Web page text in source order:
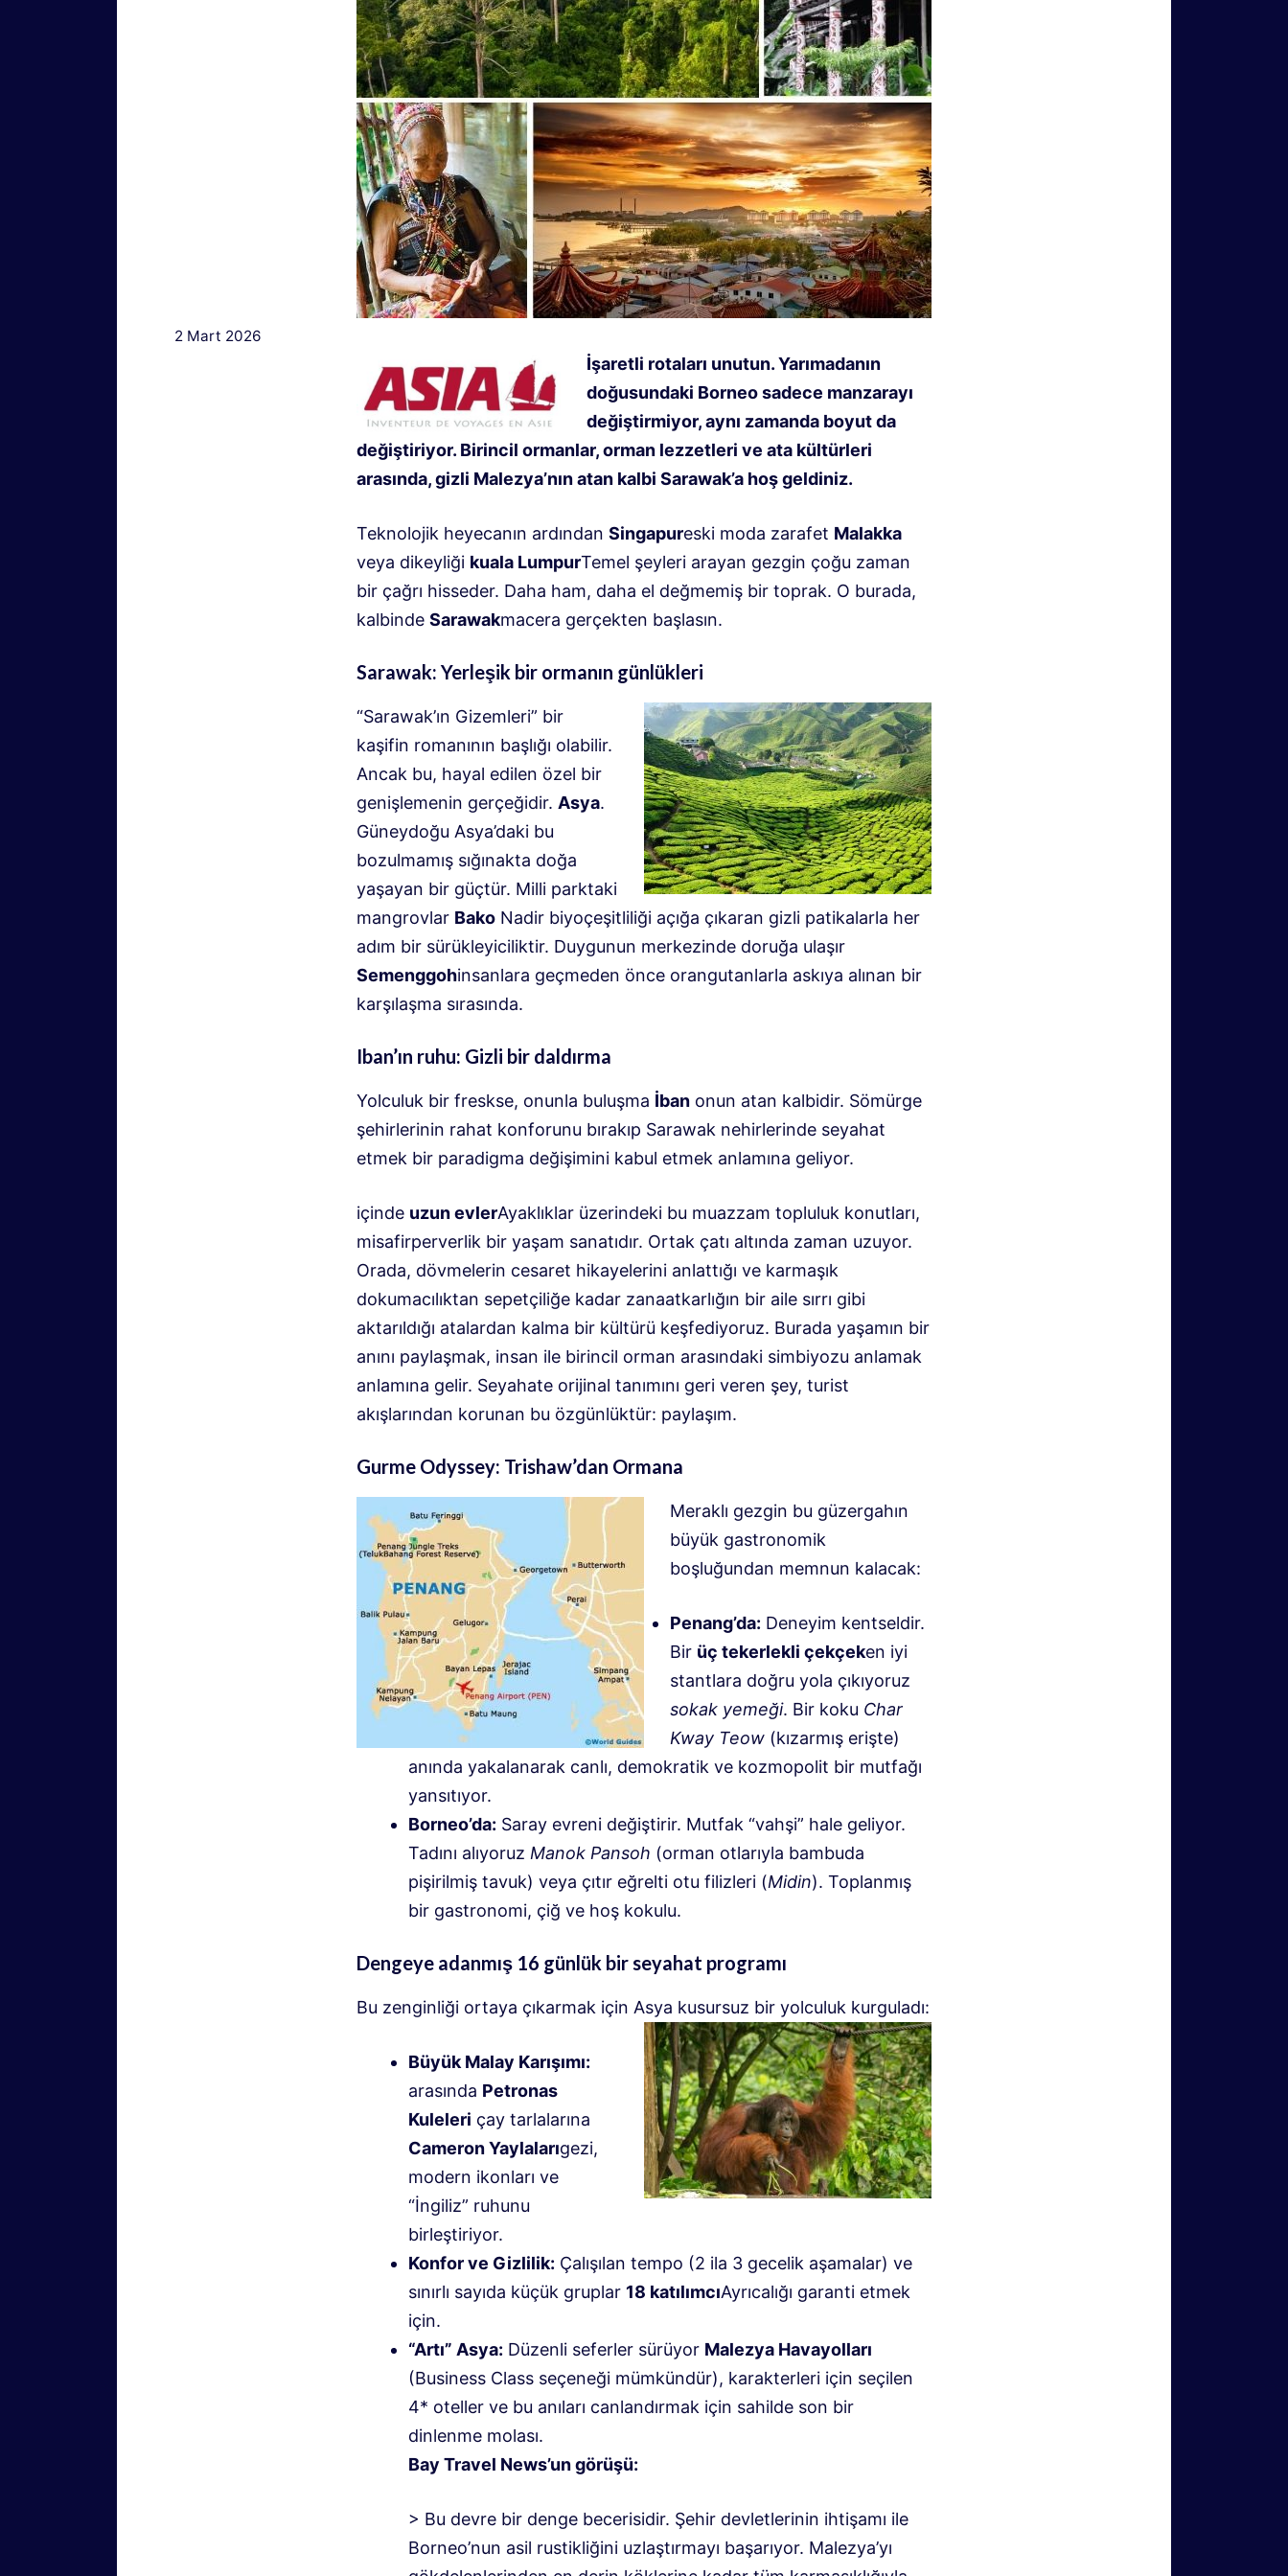
2 Mart 2026
İşaretli rotaları unutun. Yarımadanın
doğusundaki Borneo sadece manzarayı
değiştirmiyor, aynı zamanda boyut da
değiştiriyor. Birincil ormanlar, orman lezzetleri ve ata kültürleri
arasında, gizli Malezya’nın atan kalbi Sarawak’a hoş geldiniz.
Teknolojik heyecanın ardından Singapureski moda zarafet Malakka
veya dikeyliği kuala LumpurTemel şeyleri arayan gezgin çoğu zaman
bir çağrı hisseder. Daha ham, daha el değmemiş bir toprak. O burada,
kalbinde Sarawakmacera gerçekten başlasın.
Sarawak: Yerleşik bir ormanın günlükleri
“Sarawak’ın Gizemleri” bir
kaşifin romanının başlığı olabilir.
Ancak bu, hayal edilen özel bir
genişlemenin gerçeğidir. Asya.
Güneydoğu Asya’daki bu
bozulmamış sığınakta doğa
yaşayan bir güçtür. Milli parktaki
mangrovlar Bako Nadir biyoçeşitliliği açığa çıkaran gizli patikalarla her
adım bir sürükleyiciliktir. Duygunun merkezinde doruğa ulaşır
Semenggohinsanlara geçmeden önce orangutanlarla askıya alınan bir
karşılaşma sırasında.
Iban’ın ruhu: Gizli bir daldırma
Yolculuk bir freskse, onunla buluşma İban onun atan kalbidir. Sömürge
şehirlerinin rahat konforunu bırakıp Sarawak nehirlerinde seyahat
etmek bir paradigma değişimini kabul etmek anlamına geliyor.
içinde uzun evlerAyaklıklar üzerindeki bu muazzam topluluk konutları,
misafirperverlik bir yaşam sanatıdır. Ortak çatı altında zaman uzuyor.
Orada, dövmelerin cesaret hikayelerini anlattığı ve karmaşık
dokumacılıktan sepetçiliğe kadar zanaatkarlığın bir aile sırrı gibi
aktarıldığı atalardan kalma bir kültürü keşfediyoruz. Burada yaşamın bir
anını paylaşmak, insan ile birincil orman arasındaki simbiyozu anlamak
anlamına gelir. Seyahate orijinal tanımını geri veren şey, turist
akışlarından korunan bu özgünlüktür: paylaşım.
Gurme Odyssey: Trishaw’dan Ormana
Meraklı gezgin bu güzergahın
büyük gastronomik
boşluğundan memnun kalacak:
Penang’da: Deneyim kentseldir.
Bir üç tekerlekli çekçeken iyi
stantlara doğru yola çıkıyoruz
sokak yemeği. Bir koku Char
Kway Teow (kızarmış erişte)
anında yakalanarak canlı, demokratik ve kozmopolit bir mutfağı
yansıtıyor.
Borneo’da: Saray evreni değiştirir. Mutfak “vahşi” hale geliyor.
Tadını alıyoruz Manok Pansoh (orman otlarıyla bambuda
pişirilmiş tavuk) veya çıtır eğrelti otu filizleri (Midin). Toplanmış
bir gastronomi, çiğ ve hoş kokulu.
Dengeye adanmış 16 günlük bir seyahat programı
Bu zenginliği ortaya çıkarmak için Asya kusursuz bir yolculuk kurguladı:
Büyük Malay Karışımı:
arasında Petronas
Kuleleri çay tarlalarına
Cameron Yaylalarıgezi,
modern ikonları ve
“İngiliz” ruhunu
birleştiriyor.
Konfor ve Gizlilik: Çalışılan tempo (2 ila 3 gecelik aşamalar) ve
sınırlı sayıda küçük gruplar 18 katılımcıAyrıcalığı garanti etmek
için.
“Artı” Asya: Düzenli seferler sürüyor Malezya Havayolları
(Business Class seçeneği mümkündür), karakterleri için seçilen
4* oteller ve bu anıları canlandırmak için sahilde son bir
dinlenme molası.
Bay Travel News’un görüşü:
> Bu devre bir denge becerisidir. Şehir devletlerinin ihtişamı ile
Borneo’nun asil rustikliğini uzlaştırmayı başarıyor. Malezya’yı